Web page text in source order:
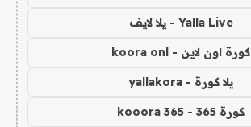
Yalla Live - يلا لايف
كورة اون لاين - koora onl
يلا كورة - yallakora
كورة 365 - kooora 365